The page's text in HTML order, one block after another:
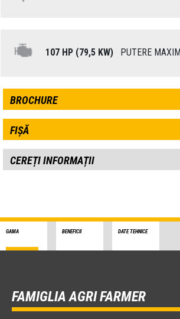
107 HP (79,5 KW) PUTERE
BROCHURE
FIȘĂ
CEREȚI INFORMAȚII
GAMA BENEFICII DATE TEHNICE
FAMIGLIA AGRI FARMER